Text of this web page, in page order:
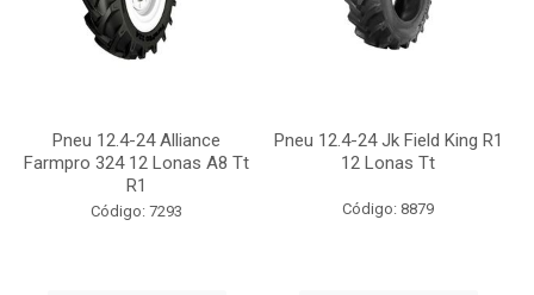
Pneu 12.4-24 Alliance
Farmpro 324 12 Lonas A8 Tt
R1
Código: 7293
Pneu 12.4-24 Jk Field King R1
12 Lonas Tt
Código: 8879